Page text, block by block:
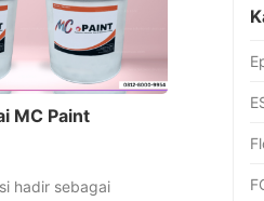
MC Paint
hadir sebagai